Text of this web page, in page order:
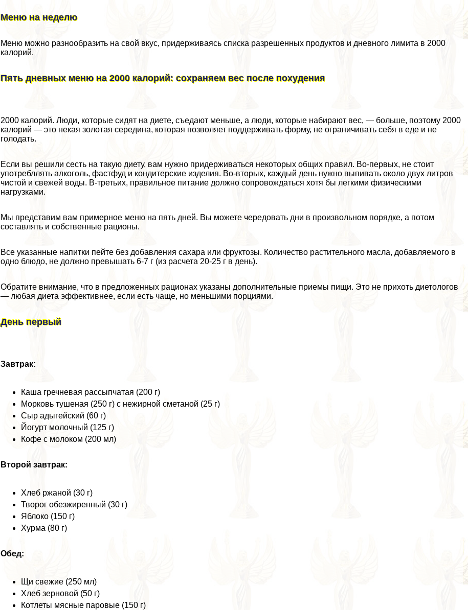
Меню на неделю
Меню можно разнообразить на свой вкус, придерживаясь списка разрешенных продуктов и дневного лимита в 2000
калорий.
Пять дневных меню на 2000 калорий: сохраняем вес после похудения
2000 калорий. Люди, которые сидят на диете, съедают меньше, а люди, которые набирают вес, — больше, поэтому 2000
калорий — это некая золотая середина, которая позволяет поддерживать форму, не ограничивать себя в еде и не
голодать.
Если вы решили сесть на такую диету, вам нужно придерживаться некоторых общих правил. Во-первых, не стоит
употрeбллять алкоголь, фастфуд и кондитерские изделия. Во-вторых, каждый день нужно выпивать около двух литров
чистой и свежей воды. В-третьих, правильное питание должно сопровождаться хотя бы легкими физическими
нагрузками.
Мы представим вам примерное меню на пять дней. Вы можете чередовать дни в произвольном порядке, а потом
составлять и собственные рационы.
Все указанные напитки пейте без добавления сахара или фруктозы. Количество растительного масла, добавляемого в
одно блюдо, не должно превышать 6-7 г (из расчета 20-25 г в день).
Обратите внимание, что в предложенных рационах указаны дополнительные приемы пищи. Это не прихоть диетологов
— любая диета эффективнее, если есть чаще, но меньшими порциями.
День первый
Завтpaк:
Каша гречневая рассыпчатая (200 г)
Морковь тушеная (250 г) с нежирной сметаной (25 г)
Сыр адыгeйский (60 г)
Йогурт молочный (125 г)
Кофе с молоком (200 мл)
Второй завтpaк:
Хлеб ржаной (30 г)
Творог обезжиренный (30 г)
Яблоко (150 г)
Хурма (80 г)
Обед:
Щи свежие (250 мл)
Хлеб зерновой (50 г)
Котлеты мясные паровые (150 г)